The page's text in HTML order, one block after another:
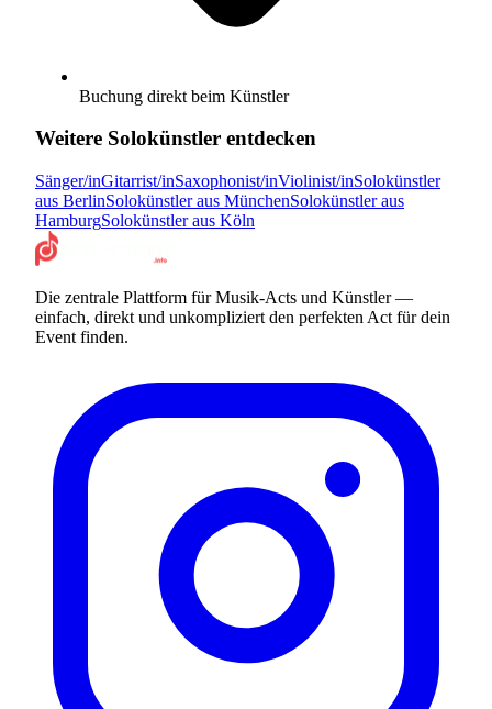
Buchung direkt beim Künstler
Weitere Solokünstler entdecken
Sänger/inGitarrist/inSaxophonist/inViolinist/inSolokünstler
aus BerlinSolokünstleraus MünchenSolokünstleraus
HamburgSolokünstleraus Köln
Die zentrale Plattform für Musik-Acts und Künstler —
einfach, direkt und unkompliziert den perfekten Act für dein
Event finden.